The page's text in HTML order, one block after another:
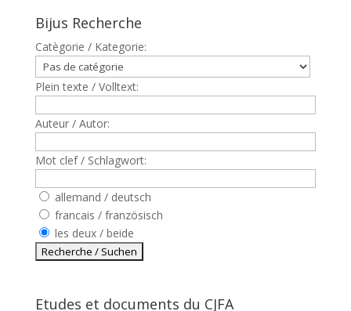
Bijus Recherche
Catègorie / Kategorie:
Plein texte / Volltext:
Auteur / Autor:
Mot clef / Schlagwort:
allemand / deutsch
francais / französisch
les deux / beide
Etudes et documents du CJFA